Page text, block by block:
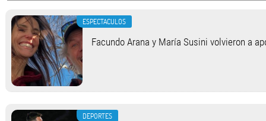
ESPECTACULOS
Facundo Arana y María Susini volvieron a
DEPORTES